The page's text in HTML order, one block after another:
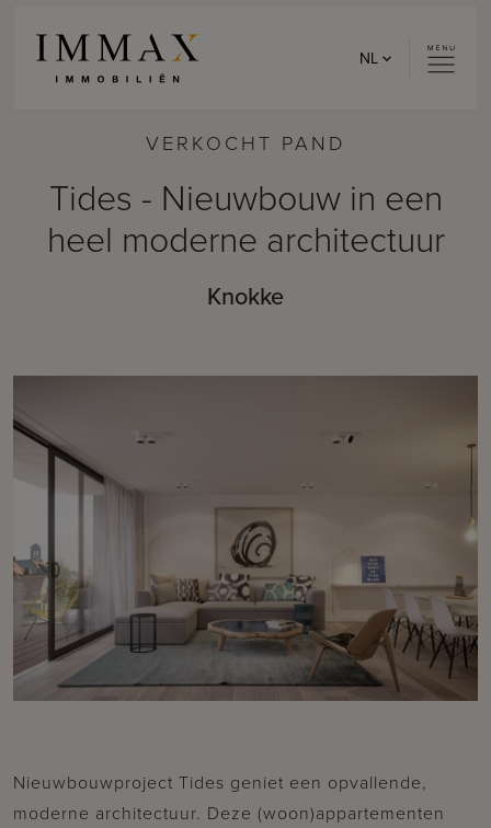
NL
VERKOCHT PAND
Tides - Nieuwbouw in een
heel moderne architectuur
Knokke
Nieuwbouwproject Tides geniet een opvallende,
moderne architectuur. Deze (woon)appartementen